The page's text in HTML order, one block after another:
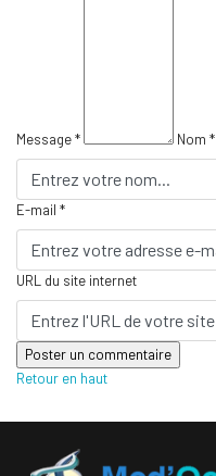
Message * Nom *
E-mail *
URL du site internet
Retour en haut